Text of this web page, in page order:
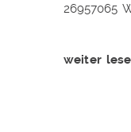
26957065
weiter